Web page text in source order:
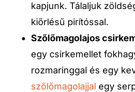
kapjunk. Tálaljuk
kiőrlésű pirítóssal.
Szőlőmagolajos
egy csirkemellet
rozmaringgal és egy
szőlőmagolajjal egy